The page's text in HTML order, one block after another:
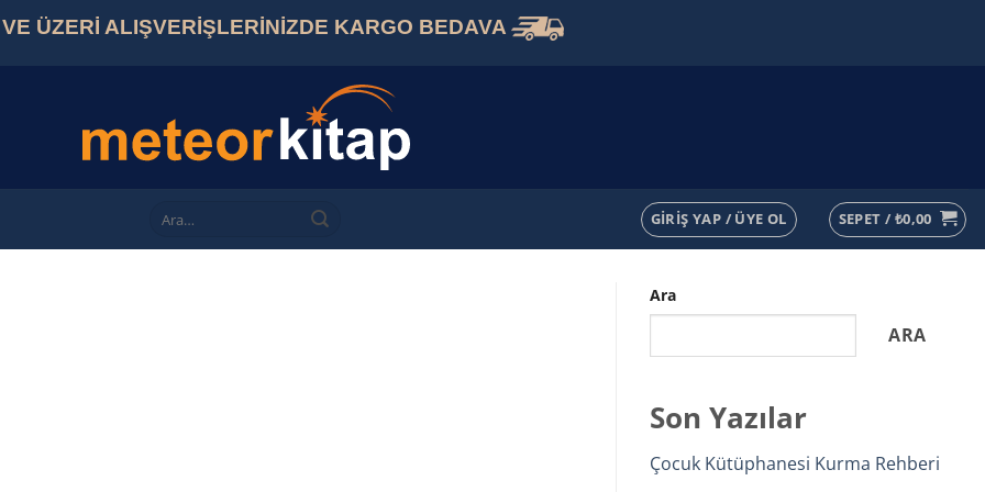
ÜZERİ ALIŞVERİŞLERİNİZDE KARGO BEDAVA
GIRIŞ YAP / ÜYE OL SEPET / ₺0,00
Ara
ARA
Son Yazılar
Çocuk Kütüphanesi Kurma Rehberi